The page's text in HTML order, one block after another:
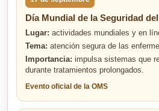
Día Mundial de la Seguridad
Lugar: actividades mundiales y en
Tema: atención segura de las
Importancia: impulsa sistemas que
durante tratamientos prolongados.
Evento oficial de la OMS